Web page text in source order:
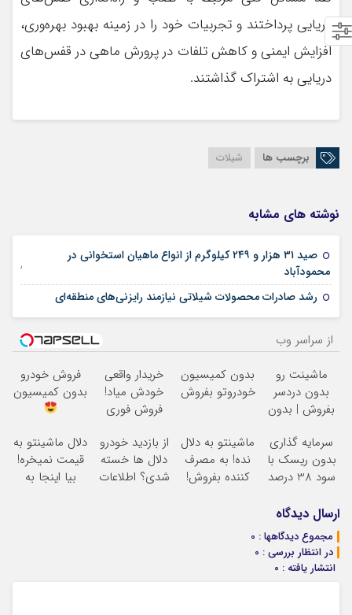
دریایی پرداختند و تجربیات خود را در زمینه بهبود بهره‌وری،
افزایش ایمنی و کاهش تلفات در پرورش ماهی در قفس‌های
دریایی به اشتراک گذاشتند.
برچسب ها شیلات
نوشته های مشابه
صید ۳۱ هزار و ۲۴۹ کیلوگرم از انواع ماهیان استخوانی در
محمودآباد
13 نوامبر 2023
رشد صادرات محصولات شیلاتی نیازمند رایزنی‌های منطقه‌ای
از سراسر وب
ماشینت رو
بدون دردسر
بفروش | بدون
بدون کمیسیون
خودروتو بفروش
خریدار واقعی
خودش میاد!
فروش فوری
مکانیک
فروش خودرو
بدون کمیسیون
سرمایه گذاری
بدون ریسک با
سود 38 درصد
ماشینتو به دلال
نده! به مصرف
کننده بفروش!
از بازدید خودرو
دلال ها خسته
شدی؟ اطلاعات
دلال ماشینتو به
قیمت نمیخره!
بیا اینجا به
ارسال دیدگاه
مجموع دیدگاهها : 0
در انتظار بررسی : 0
انتشار یافته : 0